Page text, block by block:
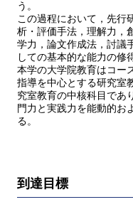
う。
この過程において，先行
析・評価手法，理解力，
学力，論文作成法，討議
しての基本的な能力の修
本学の大学院教育はコー
指導を中心とする研究室
究室教育の中核科目であ
門力と実践力を能動的お
る。
到達目標